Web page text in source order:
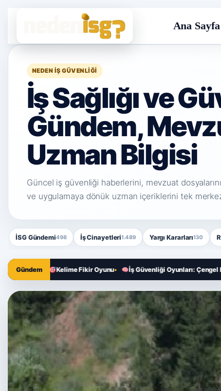
Ana Sayfa
NEDEN İŞ GÜVENLIĞI
İş Sağlığı ve
Gündem,
Uzman Bilgisi
Güncel iş güvenliği haberlerini, mevzuat dosyalarını,
ve uygulamaya dönük uzman içeriklerini tek
İSG Gündemi498 İş Cinayetleri1.489 Yargı Kararları130
Gündem
Kelime Fikir Oyunu İş Güvenliği Oyunları: Çengel Bulmaca